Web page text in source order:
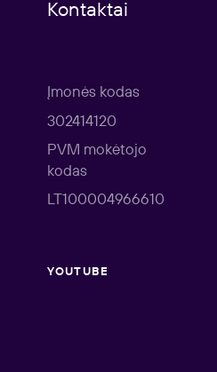
Kontaktai
Įmonės kodas
302414120
PVM mokėtojo
kodas
LT100004966610
YOUTUBE